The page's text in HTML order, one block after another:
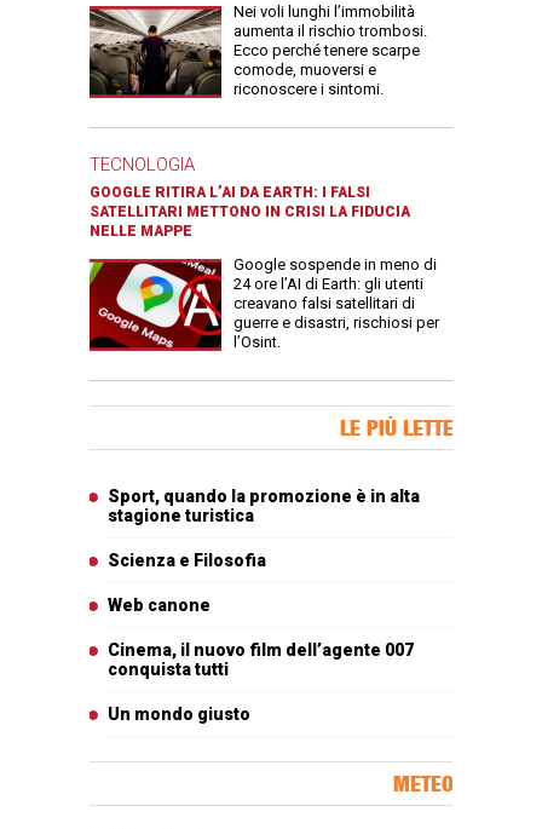
Nei voli lunghi l’immobilità
aumenta il rischio trombosi.
Ecco perché tenere scarpe
comode, muoversi e
riconoscere i sintomi.
TECNOLOGIA
GOOGLE RITIRA L’AI DA EARTH: I FALSI
SATELLITARI METTONO IN CRISI LA FIDUCIA
NELLE MAPPE
Google sospende in meno di
24 ore l’AI di Earth: gli utenti
creavano falsi satellitari di
guerre e disastri, rischiosi per
l’Osint.
LE PIÙ LETTE
Sport, quando la promozione è in alta
stagione turistica
Scienza e Filosofia
Web canone
Cinema, il nuovo film dell’agente 007
conquista tutti
Un mondo giusto
METEO